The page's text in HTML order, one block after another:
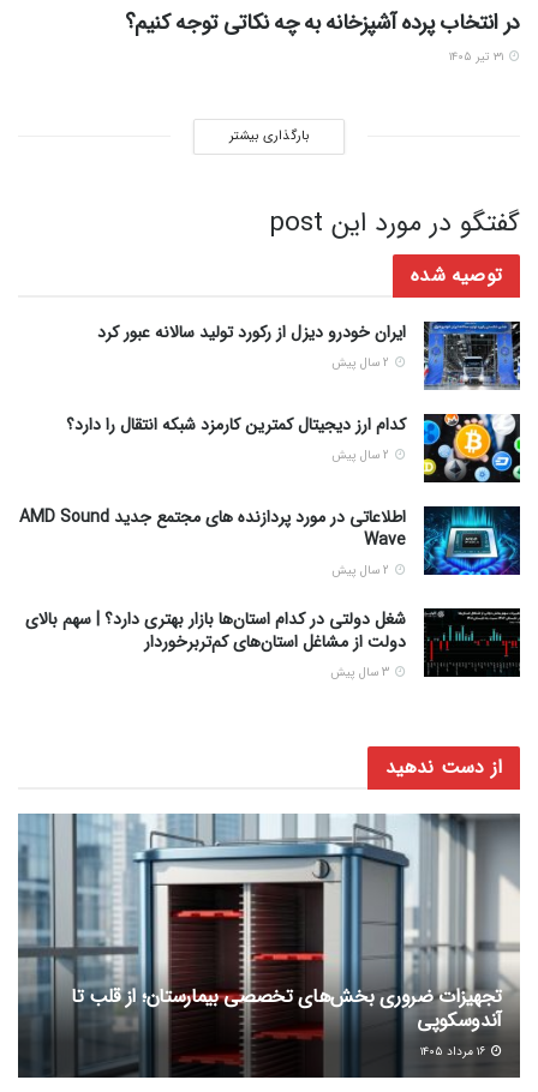
در انتخاب پرده آشپزخانه به چه نکاتی توجه کنیم؟
بارگذاری بیشتر
گفتگو در مورد این post
توصیه شده
ایران خودرو دیزل از رکورد تولید سالانه عبور کرد
کدام ارز دیجیتال کمترین کارمزد شبکه انتقال را دارد؟
اطلاعاتی در مورد پردازنده های مجتمع جدید AMD Sound
Wave
شغل دولتی در کدام استان‌ها بازار بهتری دارد؟ | سهم بالای
دولت از مشاغل استان‌های کم‌تربرخوردار
از دست ندهید
تجهیزات ضروری بخش‌های تخصصی بیمارستان؛ از قلب تا
آندوسکوپی